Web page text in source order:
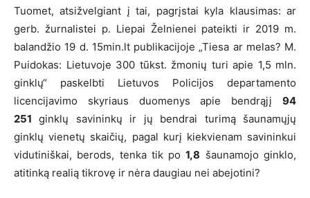
Tuomet, atsižvelgiant į tai, pagrįstai kyla klausimas: ar
gerb. žurnalistei p. Liepai Želnienei pateikti ir 2019 m.
balandžio 19 d. 15min.lt publikacijoje „Tiesa ar melas? M.
Puidokas: Lietuvoje 300 tūkst. žmonių turi apie 1,5 mln.
ginklų“ paskelbti Lietuvos Policijos departamento
licencijavimo skyriaus duomenys apie bendrąjį 94
251 ginklų savininkų ir jų bendrai turimą šaunamųjų
ginklų vienetų skaičių, pagal kurį kiekvienam savininkui
vidutiniškai, berods, tenka tik po1,8 šaunamojo ginklo,
atitinką realią tikrovę ir nėra daugiau nei abejotini?